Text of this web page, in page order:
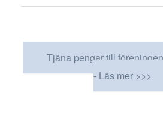
Tjäna pengar till
- Läs mer >>>